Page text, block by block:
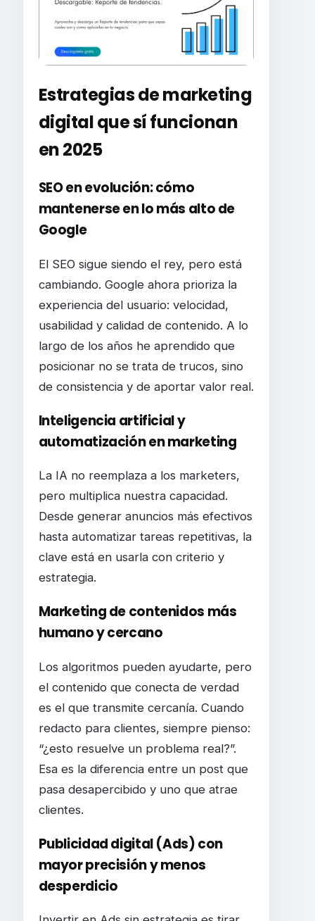
Estrategias de marketing
digital que sí funcionan
en 2025
SEO en evolución: cómo
mantenerse en lo más alto de
Google
El SEO sigue siendo el rey, pero está
cambiando. Google ahora prioriza la
experiencia del usuario: velocidad,
usabilidad y calidad de contenido. A lo
largo de los años he aprendido que
posicionar no se trata de trucos, sino
de consistencia y de aportar valor real.
Inteligencia artificial y
automatización en marketing
La IA no reemplaza a los marketers,
pero multiplica nuestra capacidad.
Desde generar anuncios más efectivos
hasta automatizar tareas repetitivas, la
clave está en usarla con criterio y
estrategia.
Marketing de contenidos más
humano y cercano
Los algoritmos pueden ayudarte, pero
el contenido que conecta de verdad
es el que transmite cercanía. Cuando
redacto para clientes, siempre pienso:
“¿esto resuelve un problema real?”.
Esa es la diferencia entre un post que
pasa desapercibido y uno que atrae
clientes.
Publicidad digital (Ads) con
mayor precisión y menos
desperdicio